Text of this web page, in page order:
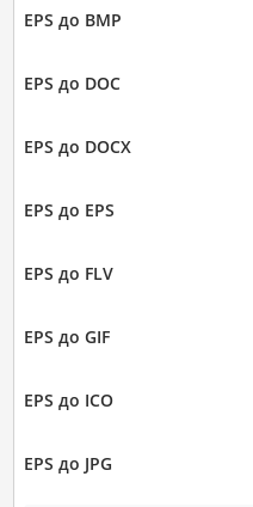
EPS до BMP
EPS до DOC
EPS до DOCX
EPS до EPS
EPS до FLV
EPS до GIF
EPS до ICO
EPS до JPG